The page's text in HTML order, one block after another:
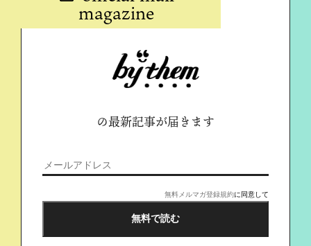
magazine
の最新記事が届きます
無料メルマガ登録規約に同意して